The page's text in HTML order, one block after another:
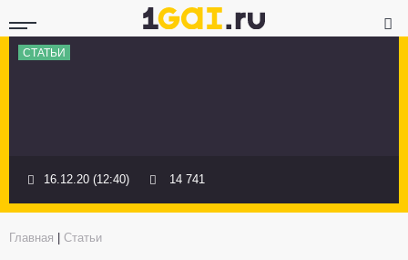
СТАТЬИ
16.12.20 (12:40) 14 741
Главная Статьи